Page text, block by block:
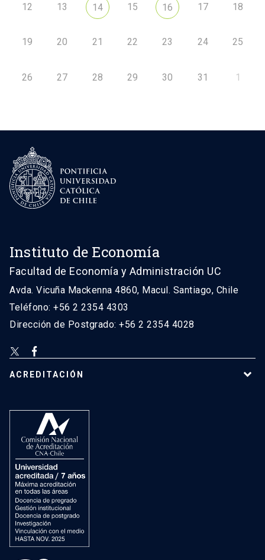
12 13 14 15 16 17 18
19 20 21 22 23 24 25
26 27 28 29 30 31 1
Instituto de Economía
Facultad de Economía y Administración UC
Avda. Vicuña Mackenna 4860, Macul. Santiago, Chile
Teléfono: +56 2 2354 4303
Dirección de Postgrado: +56 2 2354 4028
ACREDITACIÓN